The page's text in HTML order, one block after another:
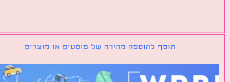
תוסף להוספה מהירה של פוסטים או מוצרים